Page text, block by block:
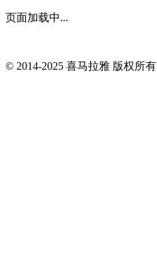
页面加载中...
© 2014-2025 喜马拉雅 版权所有